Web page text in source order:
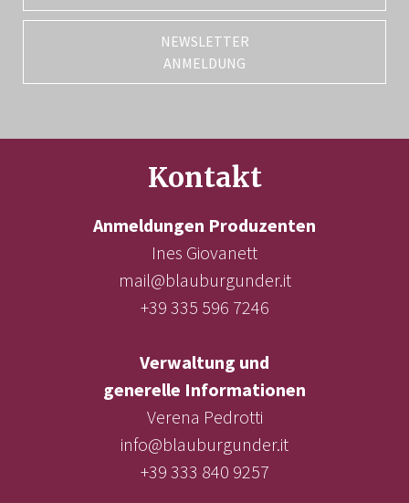
NEWSLETTER
ANMELDUNG
Kontakt
Anmeldungen Produzenten
Ines Giovanett
mail@blauburgunder.it
+39 335 596 7246
Verwaltung und
generelle Informationen
Verena Pedrotti
info@blauburgunder.it
+39 333 840 9257